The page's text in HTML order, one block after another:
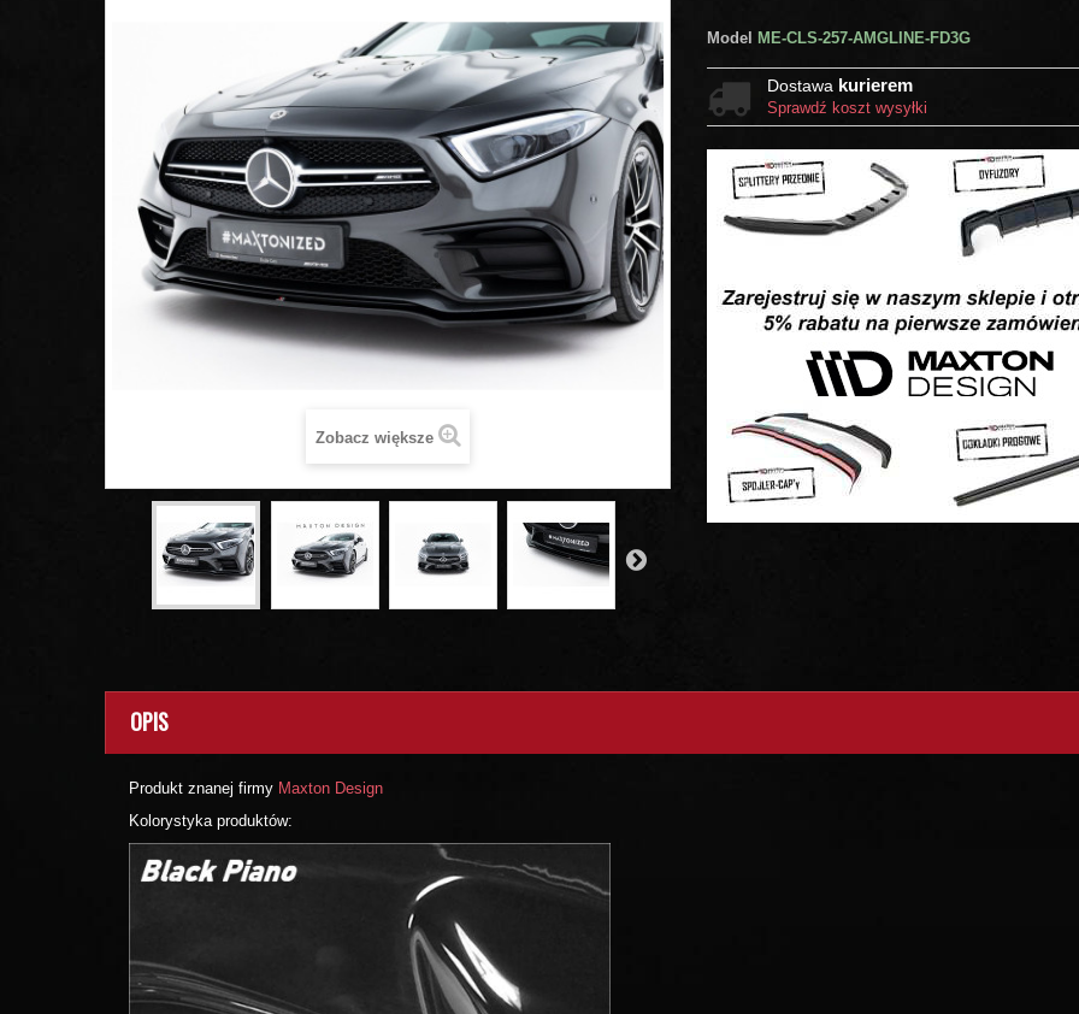
Zobacz większe
Model ME-CLS-257-AMGLINE-FD3G
Dostawa kurierem
Sprawdź koszt wysyłki
OPIS
Produkt znanej firmy Maxton Design
Kolorystyka produktów: